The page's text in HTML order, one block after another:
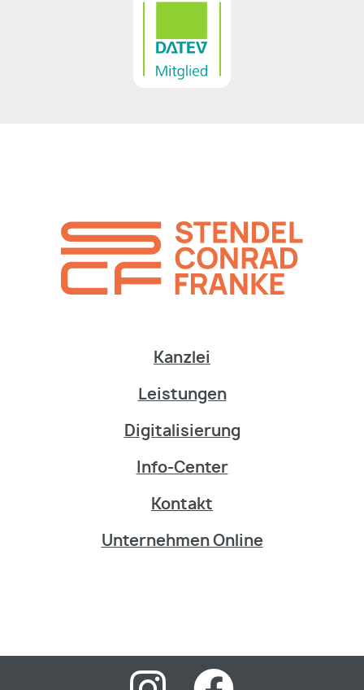
Kanzlei
Leistungen
Digitalisierung
Info-Center
Kontakt
Unternehmen Online